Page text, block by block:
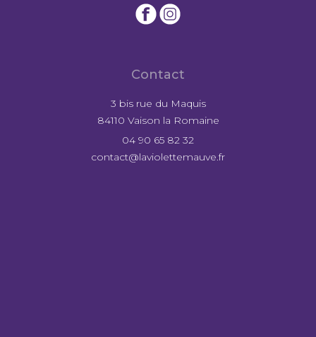
Contact
3 bis rue du Maquis
84110 Vaison la Romaine
04 90 65 82 32
contact@laviolettemauve.fr